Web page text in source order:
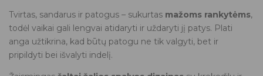
Tvirtas, sandarus ir patogus – sukurtas mažoms rankytėms,
todėl vaikai gali lengvai atidaryti ir uždaryti jį patys. Plati
anga užtikrina, kad būtų patogu ne tik valgyti, bet ir
pripildyti bei išvalyti indelį.